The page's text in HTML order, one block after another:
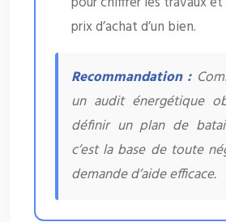
prix d’achat d’un bien.
Recommandation :
un audit énergétique
définir un plan de
c’est la base de toute
demande d’aide efficace.